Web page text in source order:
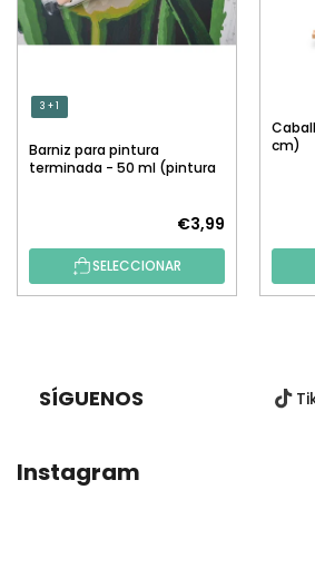
3 + 1
Barniz para pintura
terminada - 50 ml (pintura
€3,99
SELECCIONAR
cm)
SÍGUENOS
Instagram